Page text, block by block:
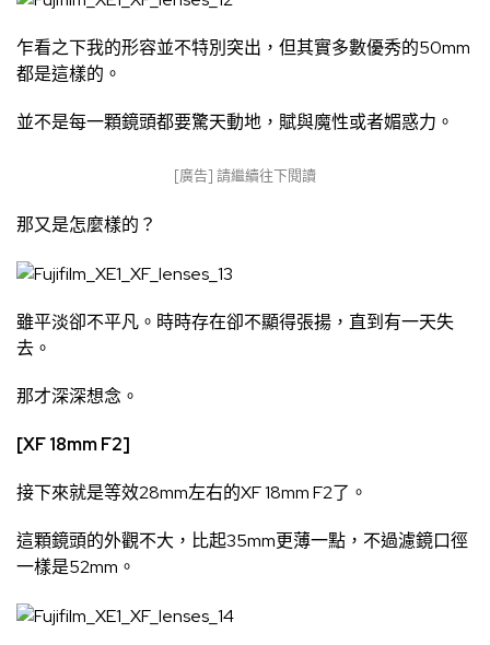
乍看之下我的形容並不特別突出，但其實多數優秀的50mm
都是這樣的。
並不是每一顆鏡頭都要驚天動地，賦與魔性或者媚惑力。
[廣告] 請繼續往下閱讀
那又是怎麼樣的？
雖平淡卻不平凡。時時存在卻不顯得張揚，直到有一天失
去。
那才深深想念。
[XF 18mm F2]
接下來就是等效28mm左右的XF 18mm F2了。
這顆鏡頭的外觀不大，比起35mm更薄一點，不過濾鏡口徑
一樣是52mm。